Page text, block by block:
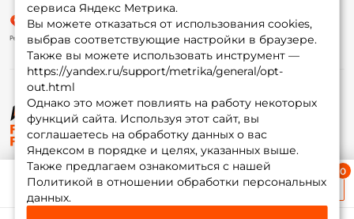
Ближайшая доставка
≈ 1 дн.
сервиса Яндекс Метрика.
Вы можете отказаться от использования cookies,
выбрав соответствующие настройки в браузере.
Также вы можете использовать инструмент —
https://yandex.ru/support/metrika/general/opt-
out.html
Однако это может повлиять на работу некоторых
функций сайта. Используя этот сайт, вы
соглашаетесь на обработку данных о вас
Яндексом в порядке и целях, указанных выше.
Также предлагаем ознакомиться с нашей
Политикой в отношении обработки персональных
данных.
© ФоксФишинг, 2009-2026